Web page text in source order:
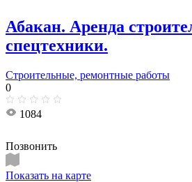
Абакан. Аренда
спецтехники.
Строительные, ремонтные работы
0
1084
Позвонить
Показать на карте